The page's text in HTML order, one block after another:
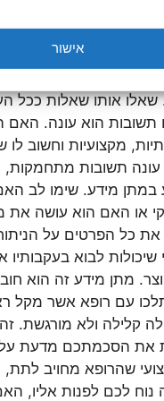
אישור
הוא האדם שאתם
גופכם. לתוצאותיו של
אותו שאלות ככל
תשובות הוא עונה. האם
מקצועיות וחשוב לו
תשובות מתחמקות,
במתן מידע. שימו לב
או האם הוא עושה
כל הפרטים על
שיכולות לבוא בעקבותיו
מתן מידע זה הוא
עם רופא אשר מקל
קלילה ולא מורגשת.
את הסכמתכם מדעת על
שהרופא מחויב לתת,
נוח לכם לפנות אליו,